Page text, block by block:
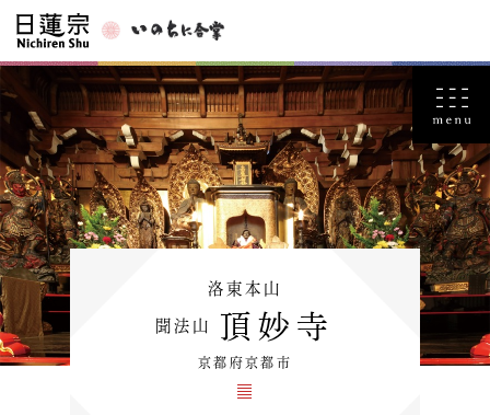
洛東本山
聞法山 頂妙寺
京都府京都市